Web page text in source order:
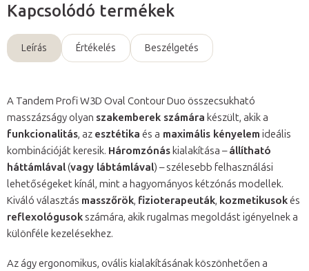
Kapcsolódó termékek
Leírás Értékelés Beszélgetés
A Tandem Profi W3D Oval Contour Duo összecsukható
masszázságy olyan szakemberek számára készült, akik a
funkcionalitás, az esztétika és a maximális kényelem ideális
kombinációját keresik. Háromzónás kialakítása –állítható
háttámlával(vagy lábtámlával) – szélesebb felhasználási
lehetőségeket kínál, mint a hagyományos kétzónás modellek.
Kiváló választás masszőrök, fizioterapeuták, kozmetikusokés
reflexológusokszámára, akik rugalmas megoldást igényelnek a
különféle kezelésekhez.
Az ágy ergonomikus, ovális kialakításának köszönhetően a